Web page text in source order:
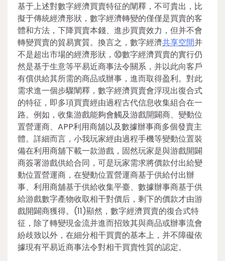
基于上述對數字經濟買賣特征的闡釋，不可貴出，比
擬于傳統經濟形狀，數字經濟轉變的僅僅是買賣的客
體和方法，下降買賣本錢、進步買賣效力，但并不會
轉變買賣的貿易實質。換言之，數字經濟共享空間并
不是超出市場的經濟形狀，⑩數字經濟買賣的實行仍
然是基于生意等平易近商事法令關系，并以此向客戶
有償供給其所需的商品或辦事，進而取得盈利。對此
需求進一個步驟闡釋，數字經濟買賣會浮現出復合式
的特征，即多項買賣經由過程古代信息收集組合在一
路。例如，收集游戲能夠會觸及游戲開闢商、變動位
置營運商、APP利用商舖以及數據辦事商多個發賣主
體。詳細而言，小我玩家經由過程手機等變動位置裝
備在利用商舖下載一款游戲，固然玩家是與游戲開闢
商簽署游戲供給合同，可是玩家需求將價款付出給變
動位置營運商，在變動位置營運商基于供給付出辦
事、利用商舖基于供給收集平臺、數據辦事商基于供
給游戲數字產物收取相干對價后，剩下的價款才由游
戲開闢商獲得。(11)顯然，數字經濟買賣的復合式特
征，除了轉變現金流并進而招致其與商品或辦事流會
紛歧致以外，在細分相干買賣的基本上，并不障礙依
據現有平易近商事法令對相干買賣性質的認定。